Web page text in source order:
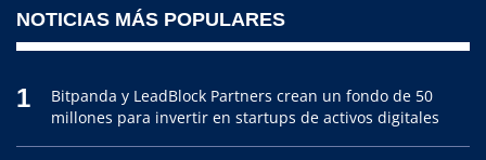
NOTICIAS MÁS POPULARES
1
Bitpanda y LeadBlock Partners crean un fondo de 50
millones para invertir en startups de activos digitales